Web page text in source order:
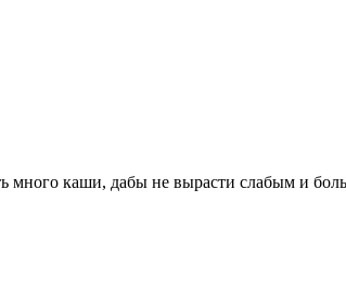
много каши, дабы не вырасти слабым и